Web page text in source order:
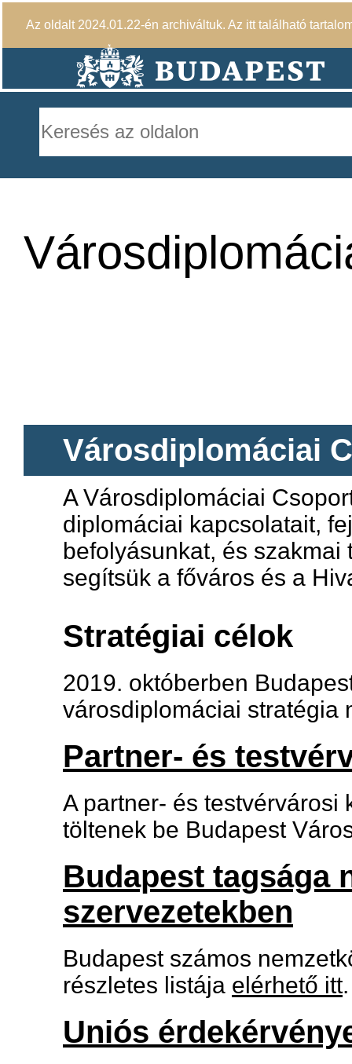
Az oldalt 2024.01.22-én archiváltuk. Az itt található
Városdiplomáciai
A Városdiplomáciai
diplomáciai kapcsolatait,
befolyásunkat, és
segítsük a főváros és a
Stratégiai célok
2019. októberben
városdiplomáciai stratégia
Partner- és
A partner- és testvérvárosi
töltenek be Budapest
Budapest tagsága
szervezetekben
Budapest számos
részletes listája elérhető itt.
Uniós